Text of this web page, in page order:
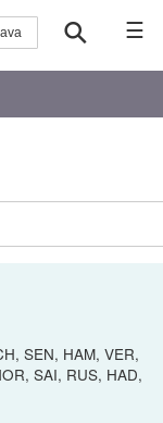
☰
SEN, HAM, VER,
SAI, RUS, HAD,